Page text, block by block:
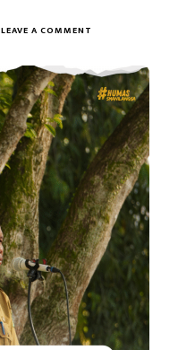
LEAVE A COMMENT
LANGSA
GELAR
UPACARA
BENDERA
PENUH
MAKNA